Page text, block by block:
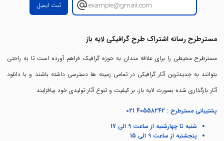
ثبت ایمیل
مسترطرح رسانه اشتراک طرح گرافیکی لایه باز
مسترطرح محیطی را برای علاقه مندان به حوزه گرافیک فراهم آورده است تا به راحتی
بتوانند به جدیدترین آثار گرافیکی در تمامی زمینه ها دسترسی داشته باشند و با دانلود
آثار بارگذاری شده بصورت لایه باز، بر کیفیت و تنوع آثار تولیدی خود بیافزایند
پشتیبانی مسترطرح : 021 40558242
شنبه تا چهارشنبه از ساعت 9 الی 17
پنجشنبه از ساعت 9 الی 15